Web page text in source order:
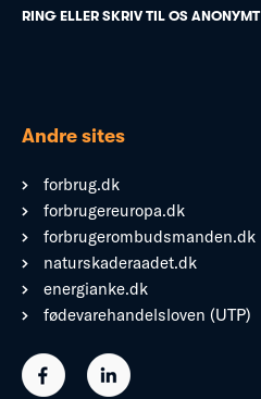
RING ELLER SKRIV TIL OS ANONYMT
Andre sites
forbrug.dk
forbrugereuropa.dk
forbrugerombudsmanden.dk
naturskaderaadet.dk
energianke.dk
fødevarehandelsloven (UTP)